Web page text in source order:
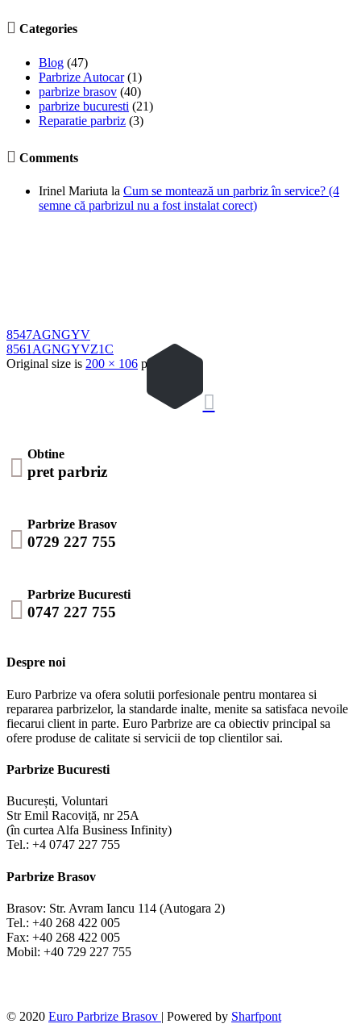
 Categories
Blog (47)
Parbrize Autocar(1)
parbrize brasov (40)
parbrize bucuresti (21)
Reparatie parbriz (3)
 Comments
Irinel Mariuta la Cum se montează un parbriz în service? (4
semne că parbrizul nu a fost instalat corect)
8547AGNGYV
8561AGNGYVZ1C
Original size is 200 × 106 pixels

 Obtine
pret parbriz

Parbrize Brasov
0729 227 755

Parbrize Bucuresti
0747 227 755
Despre noi
Euro Parbrize va ofera solutii porfesionale pentru montarea si
repararea parbrizelor, la standarde inalte, menite sa satisfaca nevoile
fiecarui client in parte. Euro Parbrize are ca obiectiv principal sa
ofere produse de calitate si servicii de top clientilor sai.
Parbrize Bucuresti
București, Voluntari
Str Emil Racoviță, nr 25A
(în curtea Alfa Business Infinity)
Tel.: +4 0747 227 755
Parbrize Brasov
Brasov: Str. Avram Iancu 114 (Autogara 2)
Tel.: +40 268 422 005
Fax: +40 268 422 005
Mobil: +40 729 227 755
© 2020 Euro Parbrize Brasov | Powered by Sharfpont